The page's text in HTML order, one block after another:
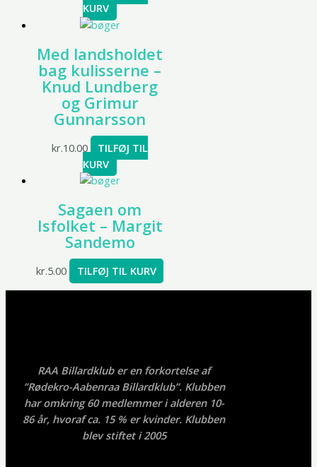
KURV
Med landsholdet
bag kulisserne –
Knud Lundberg
og Grimur
Gunnarsson
kr.10.00
TILFØJ TIL
KURV
Sagaen om
Isfolket – Margit
Sandemo
kr.5.00 TILFØJ TIL KURV
RAA Billardklub er en forkortelse af
”Rødekro-Aabenraa Billardklub”. Klubben
har omkring 60 medlemmer i alderen 10-
86 år, hvoraf ca. 15 % er kvinder. Klubben
blev stiftet i 2005